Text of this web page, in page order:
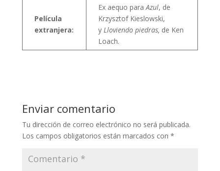
Película
extranjera:
Ex aequo paraAzul, de
Krzysztof Kieslowski,
y Lloviendo piedras, de Ken
Loach.
Enviar comentario
Tu dirección de correo electrónico no será publicada.
Los campos obligatorios están marcados con *